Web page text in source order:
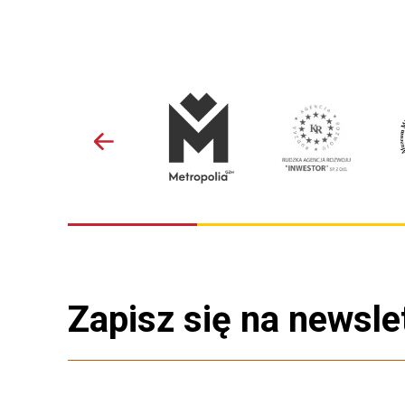
Zapisz się na